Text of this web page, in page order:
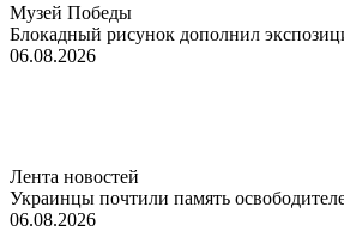
Музей Победы
Блокадный рисунок дополнил
06.08.2026
Лента новостей
Украинцы почтили память
06.08.2026